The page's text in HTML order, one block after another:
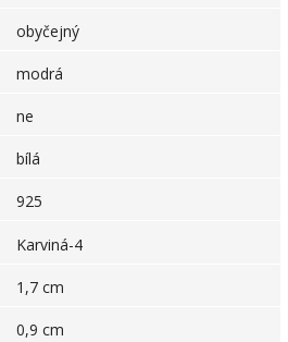
obyčejný
modrá
ne
bílá
925
Karviná-4
1,7 cm
0,9 cm